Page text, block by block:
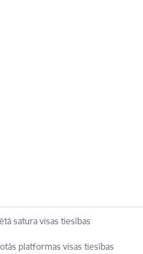
satura visas tiesības
platformas visas tiesības